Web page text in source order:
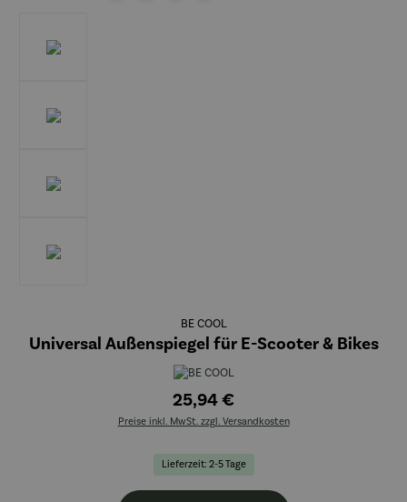
BE COOL
Universal Außenspiegel für E-Scooter & Bikes
25,94 €
Preise inkl. MwSt. zzgl. Versandkosten
Lieferzeit: 2-5 Tage